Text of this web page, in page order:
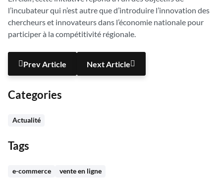
l’incubateur qui n’est autre que d’introduire l’innovation des
chercheurs et innovateurs dans l’économie nationale pour
participer à la compétitivité régionale.
Prev Article Next Article
Categories
Actualité
Tags
e-commerce vente en ligne